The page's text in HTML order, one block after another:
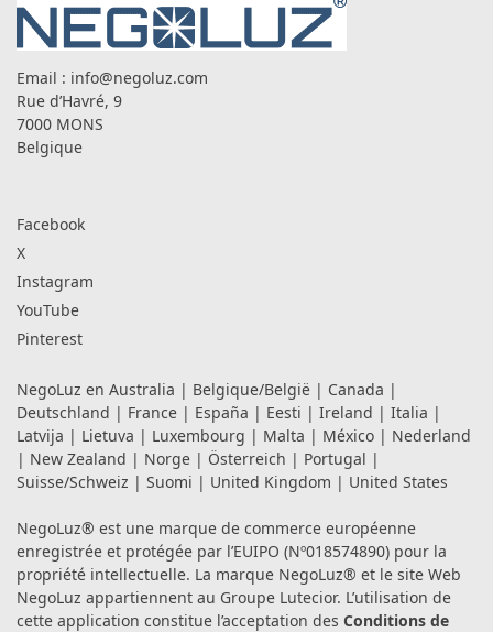
Email : info@negoluz.com
Rue d’Havré, 9
7000 MONS
Belgique
Facebook
X
Instagram
YouTube
Pinterest
NegoLuz en Australia | Belgique/België | Canada |
Deutschland | France | España | Eesti | Ireland | Italia |
Latvija | Lietuva | Luxembourg | Malta | México | Nederland
| New Zealand | Norge | Österreich | Portugal |
Suisse/Schweiz | Suomi | United Kingdom | United States
NegoLuz® est une marque de commerce européenne
enregistrée et protégée par l’EUIPO (Nº018574890) pour la
propriété intellectuelle. La marque NegoLuz® et le site Web
NegoLuz appartiennent au Groupe Lutecior. L’utilisation de
cette application constitue l’acceptation des Conditions de